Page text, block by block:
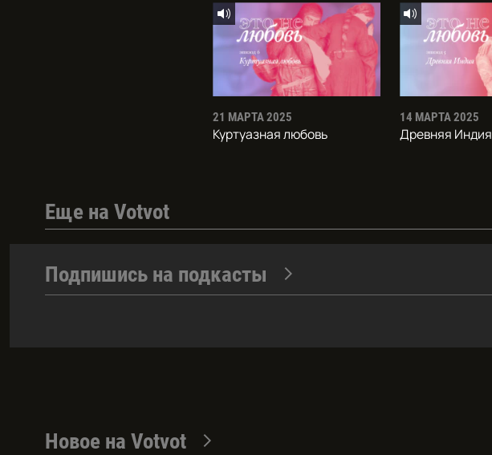
21 МАРТА 2025
Куртуазная любовь
14 МАРТА 2025
Древняя Индия
Еще на Votvot
Подпишись на подкасты
Новое на Votvot